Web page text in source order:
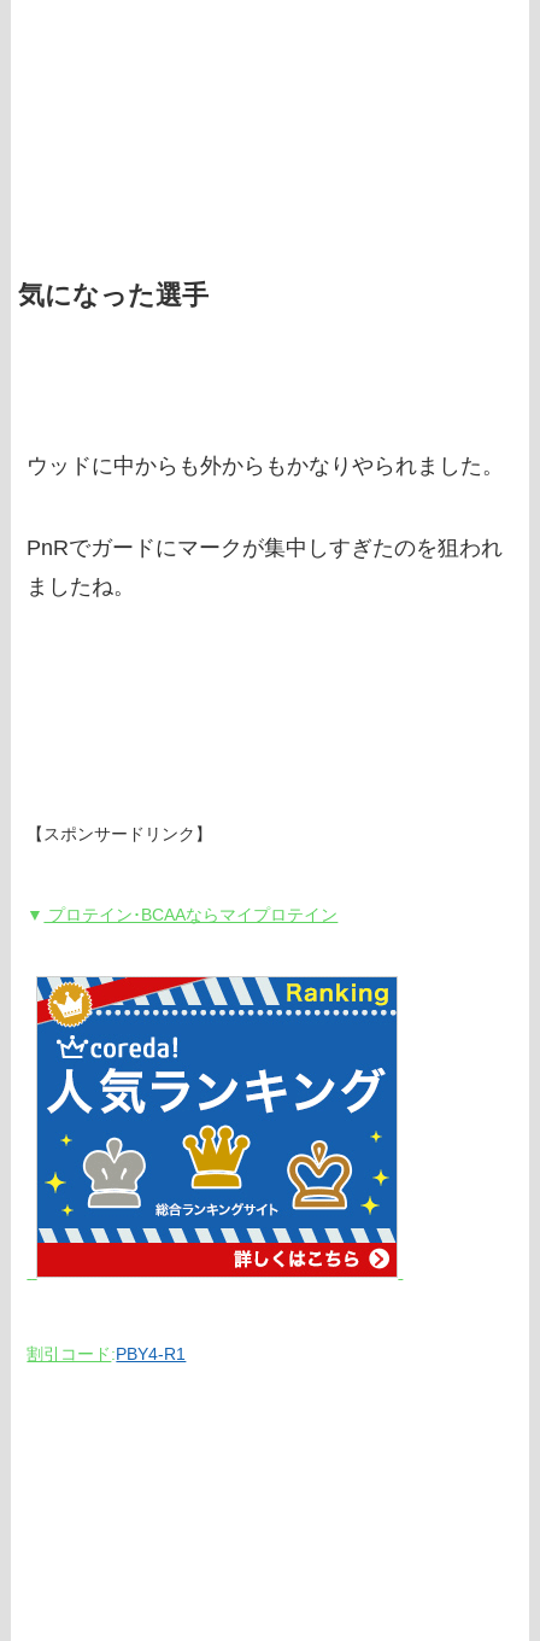
気になった選手
ウッドに中からも外からもかなりやられました。
PnRでガードにマークが集中しすぎたのを狙われ
ましたね。
【スポンサードリンク】
▼ プロテイン･BCAAならマイプロテイン
割引コード:PBY4-R1